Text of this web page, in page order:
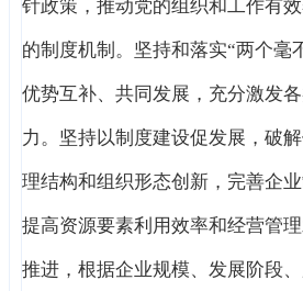
针政策，推动党的组织和工作有
的制度机制。坚持和落实“两个毫
优势互补、共同发展，充分激发
力。坚持以制度建设促发展，破
理结构和组织形态创新，完善企
提高资源要素利用效率和经营管
推进，根据企业规模、发展阶段